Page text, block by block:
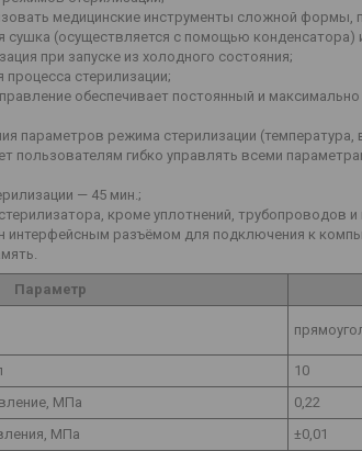
медицинские инструменты сложной формы,
сушка (осуществляется с помощью конденсатора)
при запуске из холодного состояния;
стерилизации;
обеспечивает постоянный и
параметров режима стерилизации (температура,
пользователям гибко управлять всеми
— 45 мин.;
кроме уплотнений, трубопроводов
интерфейсным разъёмом для подключения к
Параметр
10
МПа
0,22
МПа
±0,01